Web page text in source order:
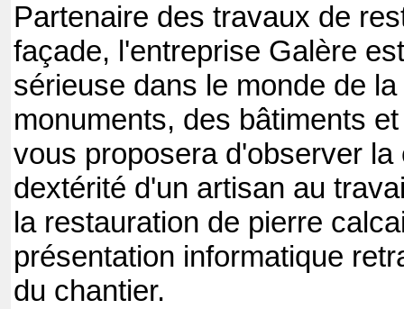
Partenaire des travaux de
façade, l'entreprise Galère
sérieuse dans le monde de
monuments, des bâtiments
vous proposera d'observer la
dextérité d'un artisan au
la restauration de pierre
présentation informatique
du chantier.